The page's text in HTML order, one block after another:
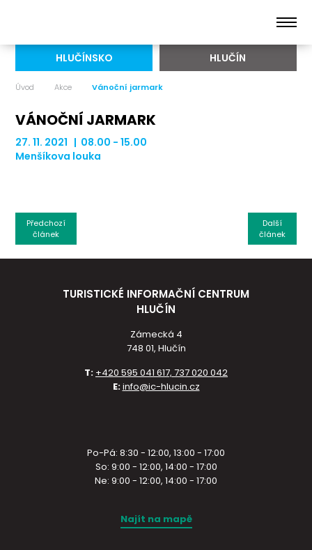
HLUČÍNSKO HLUČÍN
Úvod Akce Vánoční jarmark
VÁNOČNÍ JARMARK
27. 11. 2021 | 08.00 - 15.00
Menšíkova louka
Další
článek
Předchozí
článek
TURISTICKÉ INFORMAČNÍ CENTRUM
HLUČÍN
Zámecká 4
748 01, Hlučín
T: +420 595 041 617, 737 020 042
E:info@ic-hlucin.cz
Po-Pá: 8:30 - 12:00, 13:00 - 17:00
So: 9:00 - 12:00, 14:00 - 17:00
Ne: 9:00 - 12:00, 14:00 - 17:00
Najít na mapě